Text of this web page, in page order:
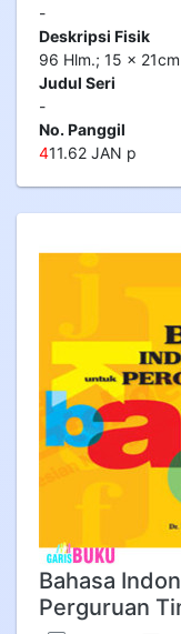
-
Deskripsi Fisik
96 Hlm.; 15 x 21cm
Judul Seri
-
No. Panggil
411.62 JAN p
Bahasa
Perguruan